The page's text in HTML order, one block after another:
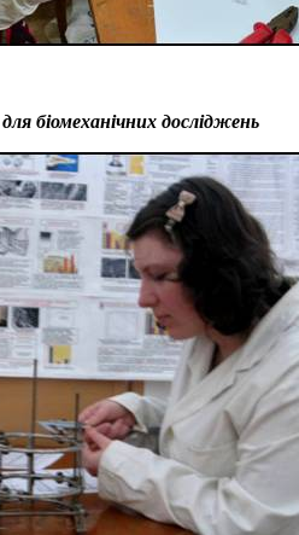
біомеханічних досліджень